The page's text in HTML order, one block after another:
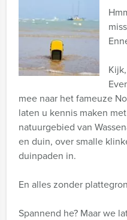
mee naar het fameuze
laten u kennis maken
natuurgebied van
en duin, over smalle
duinpaden in.
En alles zonder
Spannend he? Maar we